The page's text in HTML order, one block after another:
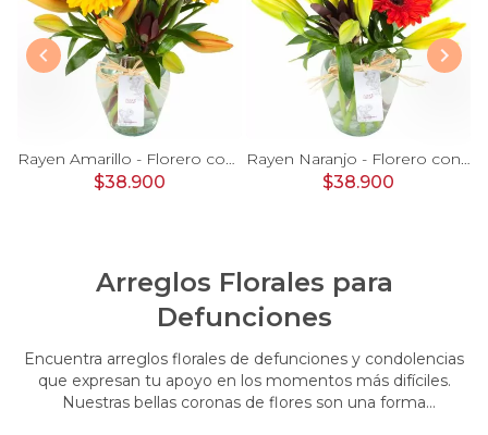
Rayen Amarillo - Florero con gerberas amarillo y liliums naranjo
$38.900
Rayen Naranjo - Florero con gerberas naranjo y liliums amarillo
$38.900
Arreglos Florales para
Defunciones
Encuentra arreglos florales de defunciones y condolencias
que expresan tu apoyo en los momentos más difíciles.
Nuestras bellas coronas de flores son una forma